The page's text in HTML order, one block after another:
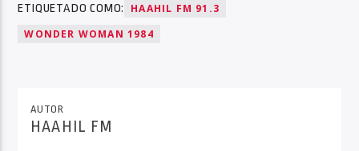
ETIQUETADO COMO:
HAAHIL FM 91.3
WONDER WOMAN 1984
AUTOR
HAAHIL FM